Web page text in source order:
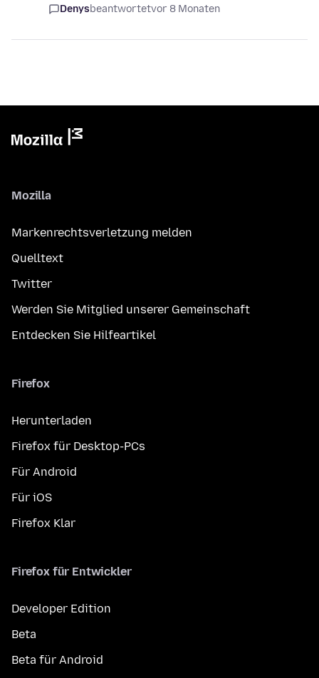
Denysbeantwortetvor 8 Monaten
Mozilla
Markenrechtsverletzung melden
Quelltext
Twitter
Werden Sie Mitglied unserer Gemeinschaft
Entdecken Sie Hilfeartikel
Firefox
Herunterladen
Firefox für Desktop-PCs
Für Android
Für iOS
Firefox Klar
Firefox für Entwickler
Developer Edition
Beta
Beta für Android